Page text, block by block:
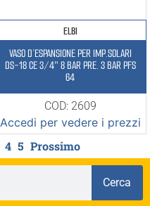
ELBI
VASO D’ESPANSIONE PER IMP.SOLARI
DS-18 CE 3/4″ 8 BAR PRE. 3 BAR PFS
64
COD: 2609
Accedi per vedere i prezzi
4 5 Prossimo
Cerca